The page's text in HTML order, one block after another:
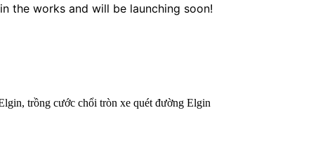
the works and will be launching soon!
trồng cước chổi tròn xe quét đường Elgin